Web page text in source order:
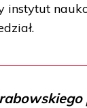
instytut